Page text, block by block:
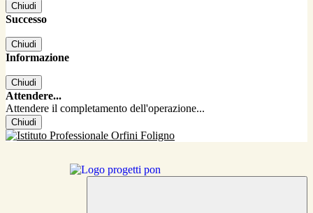
Chiudi
Successo
Chiudi
Informazione
Chiudi
Attendere...
Attendere il completamento dell'operazione...
Chiudi